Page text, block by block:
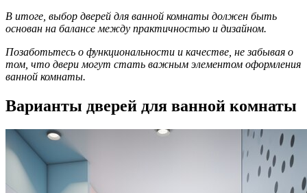
В итоге, выбор дверей для ванной комнаты должен быть
основан на балансе между практичностью и дизайном.
Позаботьтесь о функциональности и качестве, не забывая о
том, что двери могут стать важным элементом оформления
ванной комнаты.
Варианты дверей для ванной комнаты